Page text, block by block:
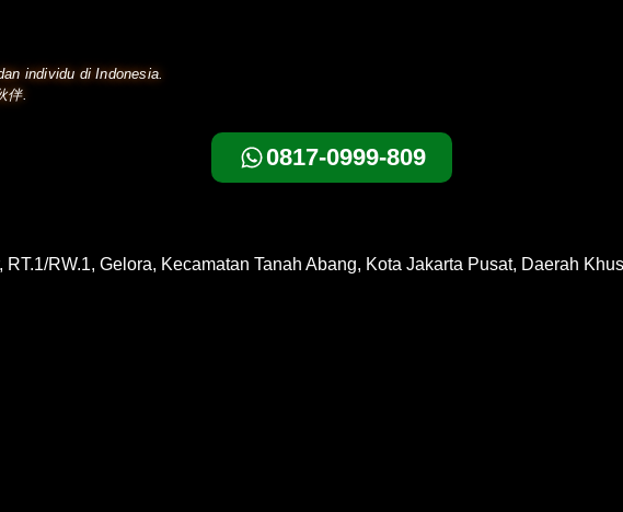
individu di Indonesia.
伴.
0817-0999-809
RW.1, Gelora, Kecamatan Tanah Abang, Kota Jakarta Pusat, Daerah